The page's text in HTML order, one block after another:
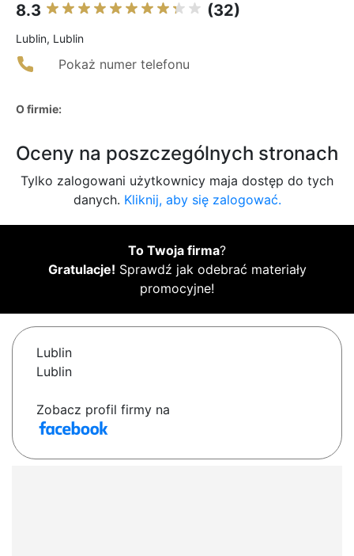
8.3 (32)
Lublin, Lublin
Pokaż numer telefonu
O firmie:
Oceny na poszczególnych stronach
Tylko zalogowani użytkownicy maja dostęp do tych
danych. Kliknij, aby się zalogować.
To Twoja firma?
Gratulacje! Sprawdź jak odebrać materiały
promocyjne!
Lublin
Lublin
Zobacz profil firmy na